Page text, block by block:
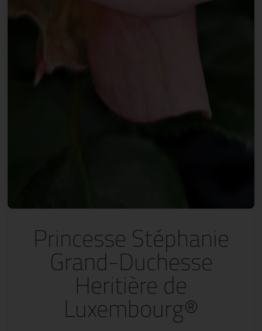
Princesse Stéphanie
Grand-Duchesse
Heritière de
Luxembourg®